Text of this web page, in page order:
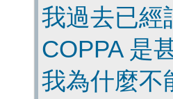
我過去已經
COPPA 是
我為什麼不